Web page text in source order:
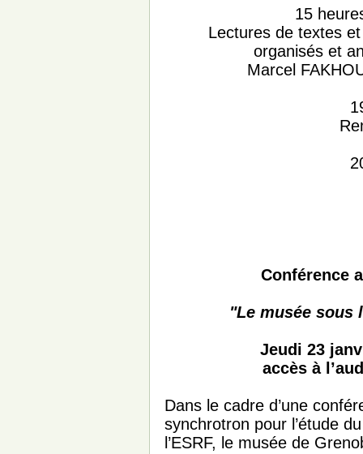
15
Lectures de textes
organisés et
Marcel
Conférence
"Le musée sous
Jeudi 23
accès à
Dans le cadre d’une
synchrotron pour l’étude
l’ESRF, le musée de